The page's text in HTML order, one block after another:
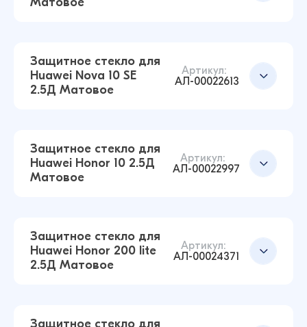
22 ₽42 ₽
Защитное стекло для
Huawei Nova 10 SE
2.5Д Матовое
Артикул:
АЛ-00022613
38 ₽38 ₽
Защитное стекло для
Huawei Honor 10 2.5Д
Матовое
Артикул:
АЛ-00022997
Защитное стекло для
Huawei Honor 200 lite
2.5Д Матовое
Артикул:
АЛ-00024371
Защитное стекло для